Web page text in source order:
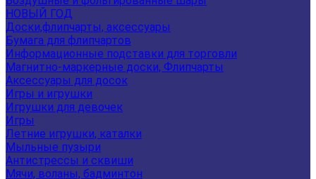
НОВЫЙ ГОД
Доски,флипчарты, аксессуары
Бумага для флипчартов
Информационные подставки для торговли
Магнитно-маркерные доски, Флипчарты
Аксессуары для досок
Игры и игрушки
Игрушки для девочек
Игры
Летние игрушки, каталки
Мыльные пузыри
Антистрессы и сквиши
Мячи, воланы, бадминтон